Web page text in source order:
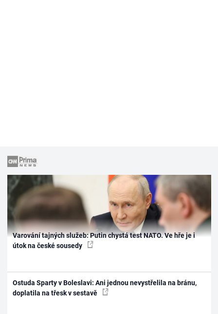
Varování tajných služeb: Putin chystá test NATO. Ve hře je i
útok na české sousedy
Ostuda Sparty v Boleslavi: Ani jednou nevystřelila na bránu,
doplatila na třesk v sestavě